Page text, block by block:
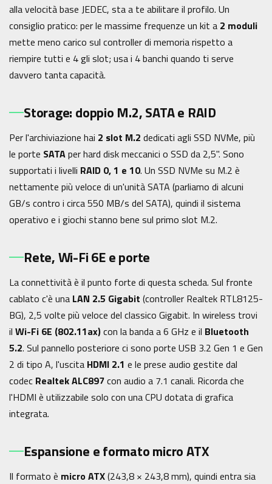
alla velocità base JEDEC, sta a te abilitare il profilo. Un
consiglio pratico: per le massime frequenze un kit a 2 moduli
mette meno carico sul controller di memoria rispetto a
riempire tutti e 4 gli slot; usa i 4 banchi quando ti serve
davvero tanta capacità.
Storage: doppio M.2, SATA e RAID
Per l'archiviazione hai 2 slot M.2 dedicati agli SSD NVMe, più
le porte SATAper hard disk meccanici o SSD da 2,5". Sono
supportati i livelli RAID 0, 1 e 10. Un SSD NVMe su M.2 è
nettamente più veloce di un'unità SATA (parliamo di alcuni
GB/s contro i circa 550 MB/s del SATA), quindi il sistema
operativo e i giochi stanno bene sul primo slot M.2.
Rete, Wi-Fi 6E e porte
La connettività è il punto forte di questa scheda. Sul fronte
cablato c'è una LAN 2.5 Gigabit (controller Realtek RTL8125-
BG), 2,5 volte più veloce del classico Gigabit. In wireless trovi
il Wi-Fi 6E (802.11ax)con la banda a 6 GHz e il Bluetooth
5.2. Sul pannello posteriore ci sono porte USB 3.2 Gen 1 e Gen
2 di tipo A, l'uscita HDMI 2.1 e le prese audio gestite dal
codec Realtek ALC897con audio a 7.1 canali. Ricorda che
l'HDMI è utilizzabile solo con una CPU dotata di grafica
integrata.
Espansione e formato micro ATX
Il formato è micro ATX(243,8 × 243,8 mm), quindi entra sia